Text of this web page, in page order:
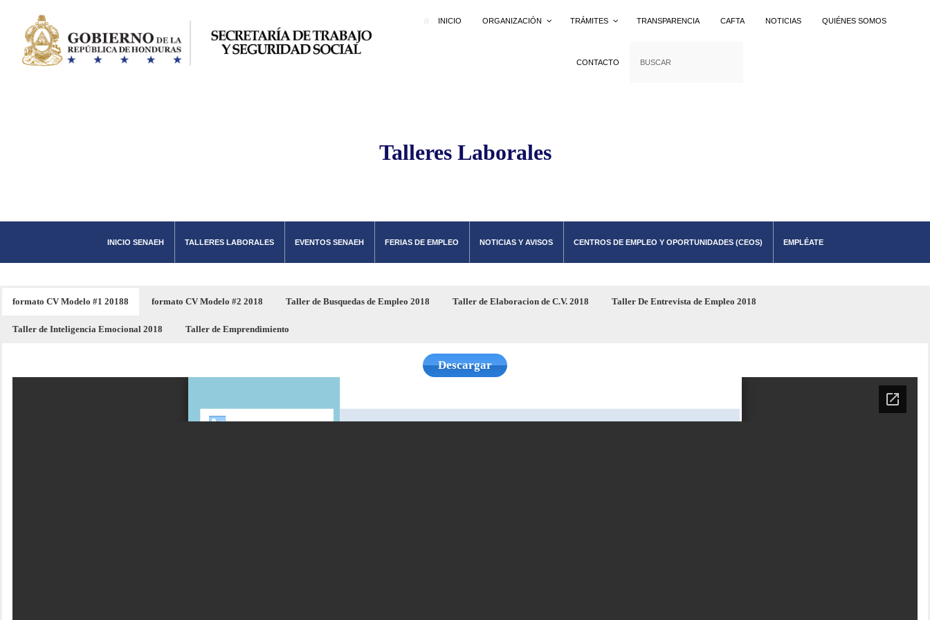
contenido
INICIO ORGANIZACIÓN TRÁMITES TRANSPARENCIA CAFTA NOTICIAS QUIÉNES SOMOS
CONTACTO
Talleres Laborales
INICIO SENAEH TALLERES LABORALES EVENTOS SENAEH FERIAS DE EMPLEO NOTICIAS Y AVISOS CENTROS DE EMPLEO Y OPORTUNIDADES (CEOS) EMPLÉATE
formato CV Modelo #1 20188 formato CV Modelo #2 2018 Taller de Busquedas de Empleo 2018 Taller de Elaboracion de C.V. 2018 Taller De Entrevista de Empleo 2018
Taller de Inteligencia Emocional 2018 Taller de Emprendimiento
Descargar